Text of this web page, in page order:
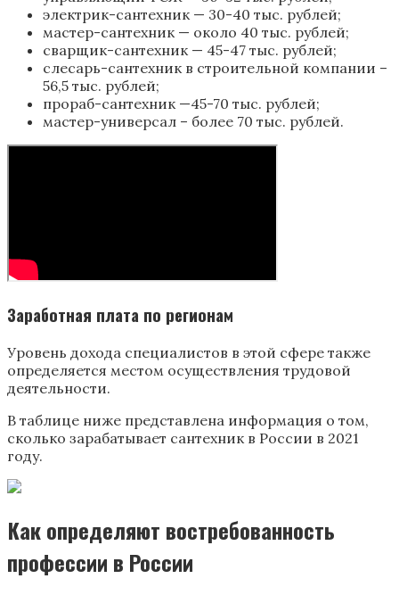
электрик-сантехник — 30-40 тыс. рублей;
мастер-сантехник — около 40 тыс. рублей;
сварщик-сантехник — 45-47 тыс. рублей;
слесарь-сантехник в строительной компании –
56,5 тыс. рублей;
прораб-сантехник —45-70 тыс. рублей;
мастер-универсал – более 70 тыс. рублей.
Заработная плата по регионам
Уровень дохода специалистов в этой сфере также
определяется местом осуществления трудовой
деятельности.
В таблице ниже представлена информация о том,
сколько зарабатывает сантехник в России в 2021
году.
Как определяют востребованность
профессии в России